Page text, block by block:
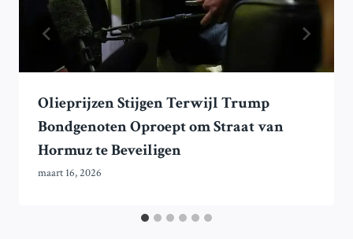
Olieprijzen Stijgen Terwijl Trump
Bondgenoten Oproept om Straat van
Hormuz te Beveiligen
maart 16, 2026